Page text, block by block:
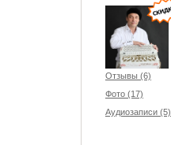
Отзывы (6)
Фото (17)
Аудиозаписи (5)